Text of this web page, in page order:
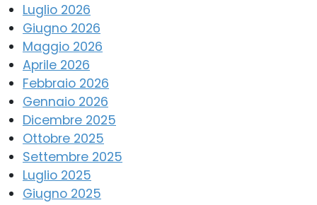
Luglio 2026
Giugno 2026
Maggio 2026
Aprile 2026
Febbraio 2026
Gennaio 2026
Dicembre 2025
Ottobre 2025
Settembre 2025
Luglio 2025
Giugno 2025